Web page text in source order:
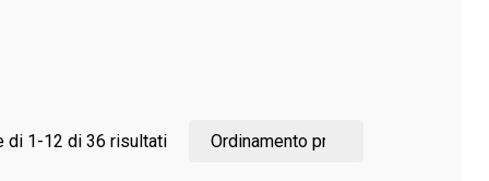
di 1-12 di 36 risultati